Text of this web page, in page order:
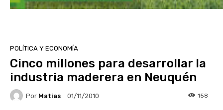
POLÍTICA Y ECONOMÍA
Cinco millones para desarrollar la
industria maderera en Neuquén
Por Matias 01/11/2010 158